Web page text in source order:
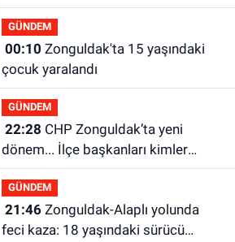
yapılanmaları şekillendiriyor
GÜNDEM
00:10
çocuk yaralandı
GÜNDEM
22:28
dönem... İlçe başkanları kimler
olacak?
GÜNDEM
21:46Zonguldak-Alaplı yolunda
feci kaza: 18 yaşındaki sürücü